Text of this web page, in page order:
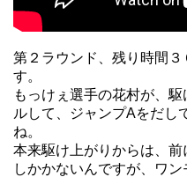
第２ラウンド、残り時間
す。
もっけぇ選手の花村が、
ルして、ジャンプAをだし
ね。
本来駆け上がりからは、
しかかないんですが、ワ